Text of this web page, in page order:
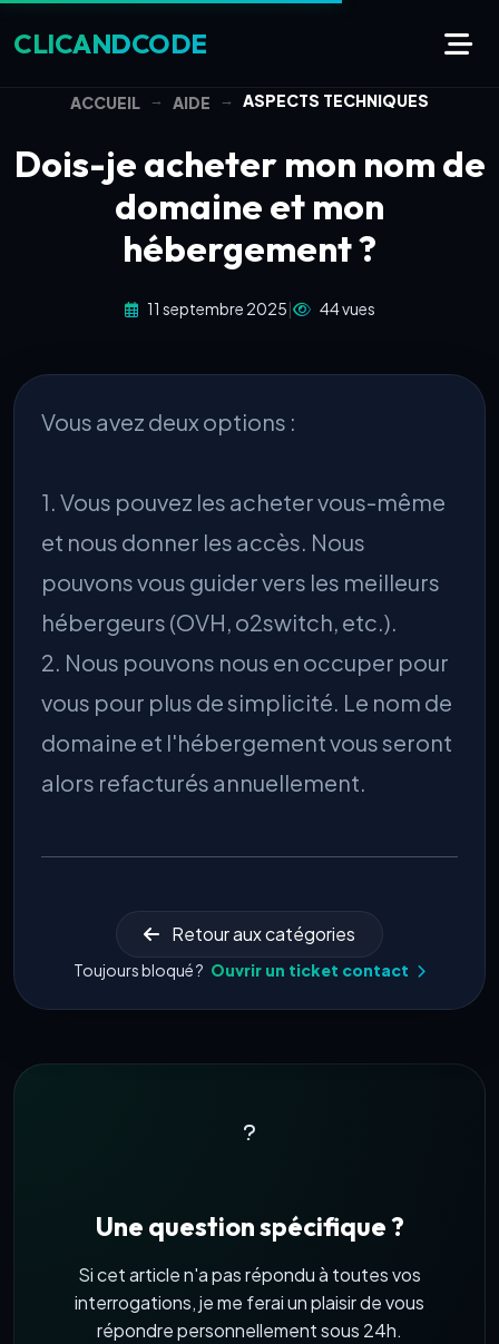
CLICANDCODE
ACCUEIL AIDE ASPECTS TECHNIQUES
Dois-je acheter mon nom de
domaine et mon
hébergement ?
11 septembre 2025| 44 vues
Vous avez deux options :
1. Vous pouvez les acheter vous-même
et nous donner les accès. Nous
pouvons vous guider vers les meilleurs
hébergeurs (OVH, o2switch, etc.).
2. Nous pouvons nous en occuper pour
vous pour plus de simplicité. Le nom de
domaine et l'hébergement vous seront
alors refacturés annuellement.
Retour aux catégories
Toujours bloqué ? Ouvrir un ticket contact
Une question spécifique ?
Si cet article n'a pas répondu à toutes vos
interrogations, je me ferai un plaisir de vous
répondre personnellement sous 24h.